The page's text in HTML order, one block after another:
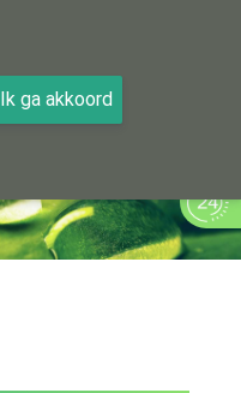
Ik ga akkoord